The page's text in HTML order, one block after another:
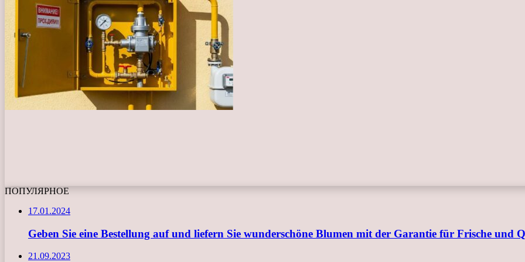
ПОПУЛЯРНОЕ
17.01.2024
Geben Sie eine Bestellung auf und liefern Sie wunderschöne Blumen mit der Garantie für Frische und
21.09.2023